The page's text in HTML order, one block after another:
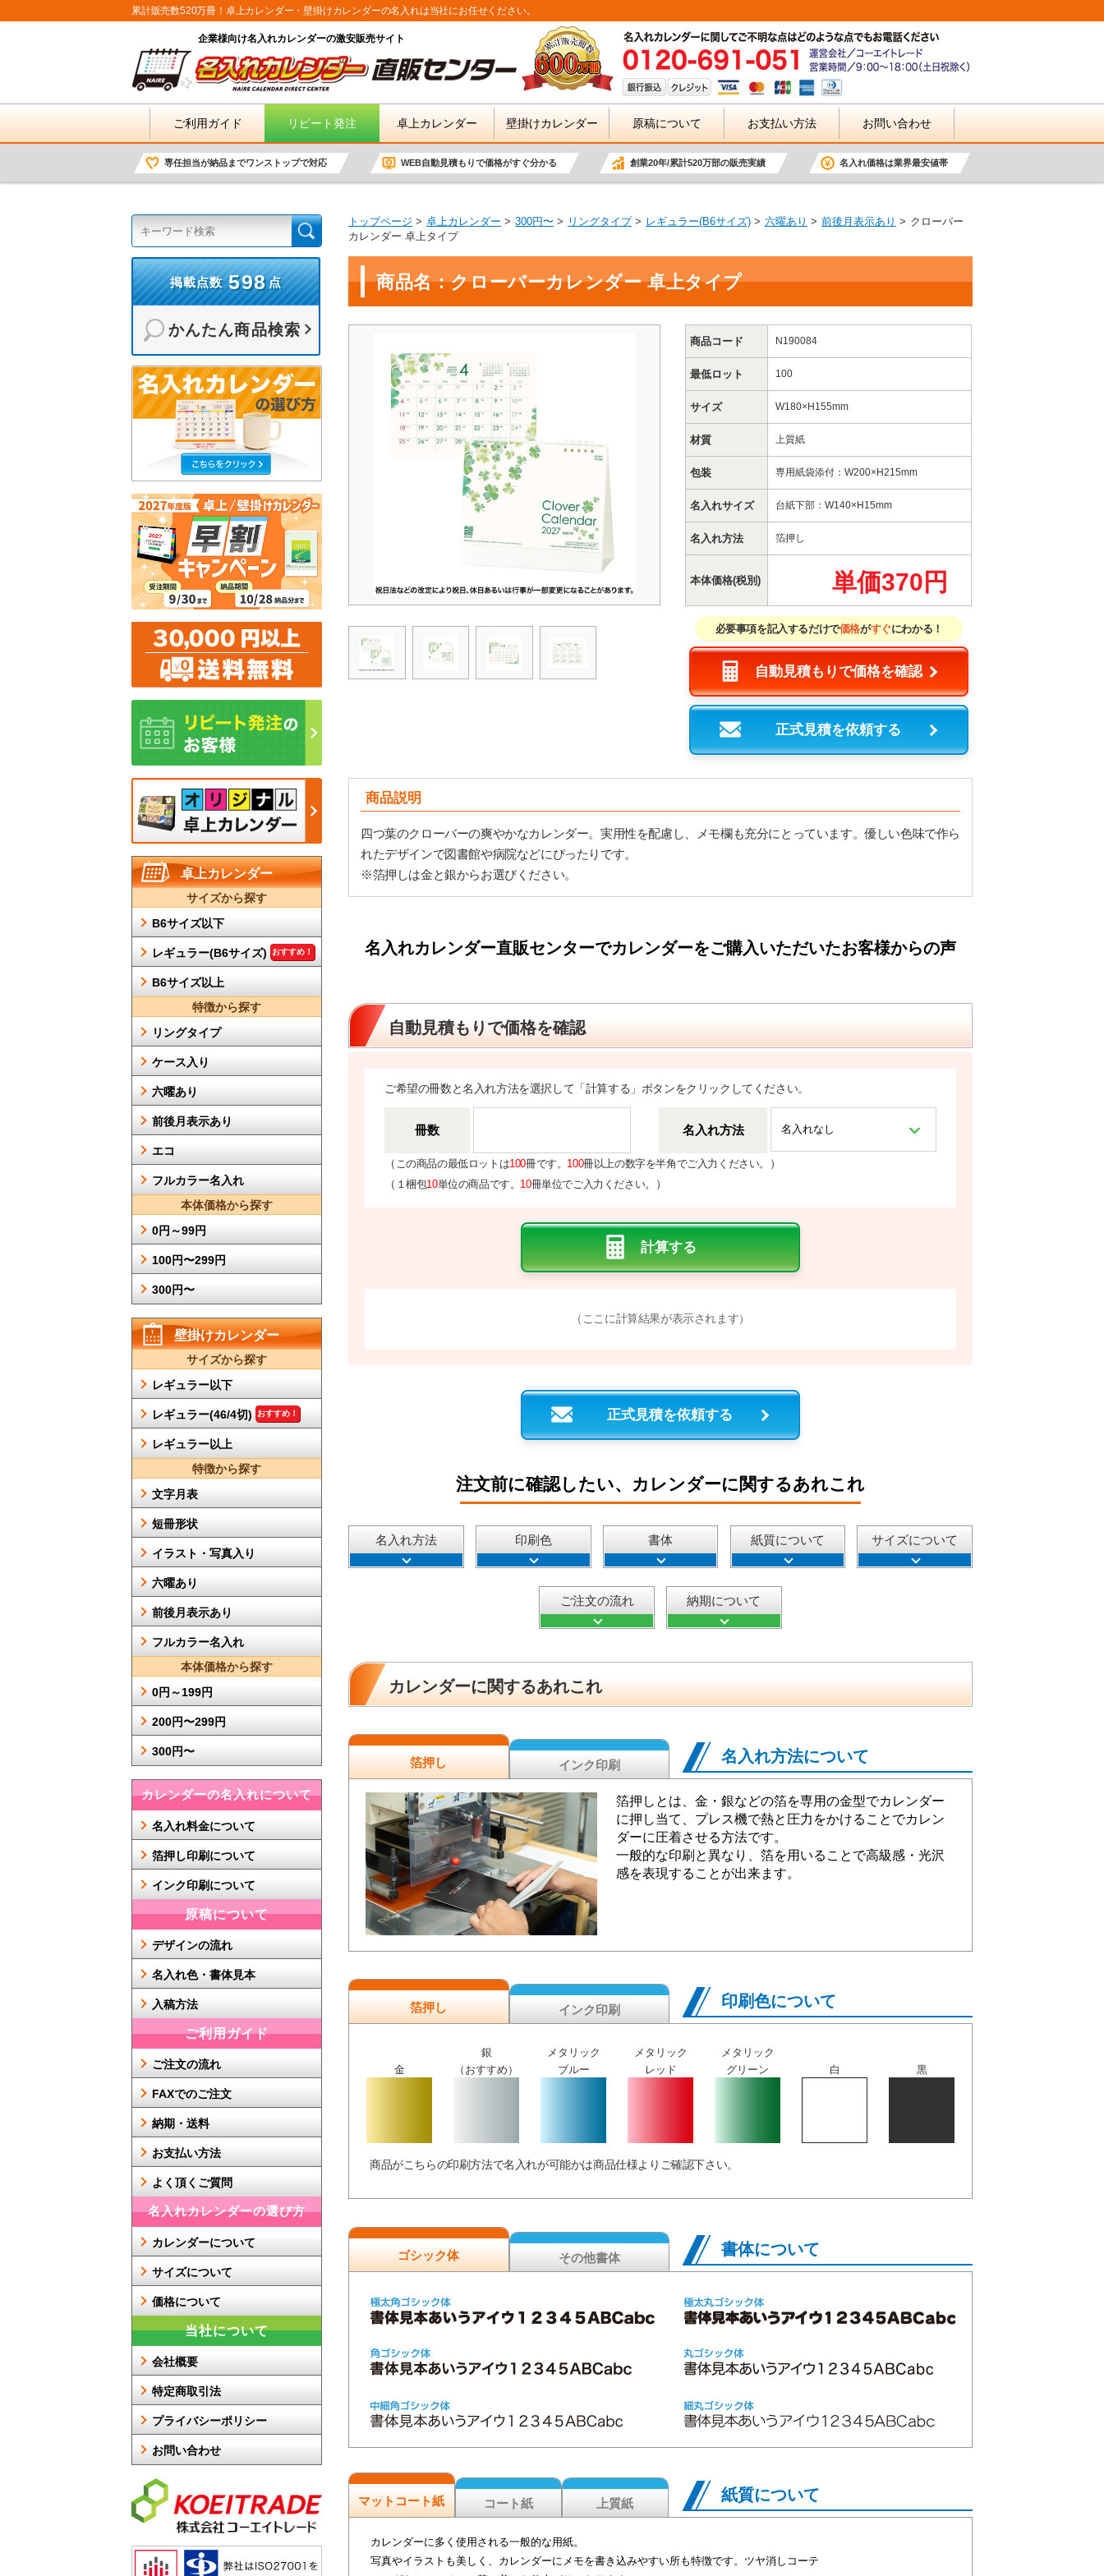
累計販売数520万冊！卓上カレンダー・壁掛けカレンダーの名入れは当社にお任せください。
企業様向け名入れカレンダーの激安販売サイト
ご利用ガイド リピート発注 卓上カレンダー 壁掛けカレンダー 原稿について お支払い方法 お問い合わせ
専任担当が納品までワンストップで対応 WEB自動見積もりで価格がすぐ分かる 創業20年/累計520万部の販売実績 名入れ価格は業界最安値帯
トップページ 卓上カレンダー 300円〜 リングタイプ レギュラー(B6サイズ) 六曜あり 前後月表示あり
クローバー
カレンダー 卓上タイプ
商品名：クローバーカレンダー 卓上タイプ
商品コード N190084
最低ロット 100
サイズ W180×H155mm
材質 上質紙
包装 専用紙袋添付：W200×H215mm
名入れサイズ 台紙下部：W140×H15mm
名入れ方法 箔押し
本体価格(税別) 単価370円
必要事項を記入するだけで価格がすぐにわかる！
自動見積もりで価格を確認
正式見積を依頼する
商品説明
四つ葉のクローバーの爽やかなカレンダー。実用性を配慮し、メモ欄も充分にとっています。優しい色味で作ら
れたデザインで図書館や病院などにぴったりです。
※箔押しは金と銀からお選びください。
名入れカレンダー直販センターでカレンダーをご購入いただいたお客様からの声
自動見積もりで価格を確認
ご希望の冊数と名入れ方法を選択して「計算する」ボタンをクリックしてください。
冊数 名入れ方法
（ この商品の最低ロットは100冊です。 100冊以上の数字を半角でご入力ください。
）
（ １梱包10単位の商品です。 10冊単位でご入力ください。 ）
（ここに計算結果が表示されます）
正式見積を依頼する
注文前に確認したい、カレンダーに関するあれこれ
名入れ方法 印刷色 書体 紙質について サイズについて
ご注文の流れ 納期について
カレンダーに関するあれこれ
名入れ方法について
箔押し インク印刷
箔押しとは、金・銀などの箔を専用の金型でカレンダー
に押し当て、プレス機で熱と圧力をかけることでカレン
ダーに圧着させる方法です。
一般的な印刷と異なり、箔を用いることで高級感・光沢
感を表現することが出来ます。
印刷色について
箔押し インク印刷
金
銀
（おすすめ）
メタリック
ブルー
メタリック
レッド
メタリック
グリーン
白 黒
商品がこちらの印刷方法で名入れが可能かは商品仕様よりご確認下さい。
書体について
ゴシック体 その他書体
紙質について
マットコート紙 コート紙 上質紙
カレンダーに多く使用される一般的な用紙。
写真やイラストも美しく、カレンダーにメモを書き込みやすい所も特徴です。ツヤ消しコーテ
掲載点数 598点
かんたん商品検索
卓上カレンダー
サイズから探す
B6サイズ以下
レギュラー(B6サイズ) おすすめ！
B6サイズ以上
特徴から探す
リングタイプ
ケース入り
六曜あり
前後月表示あり
エコ
フルカラー名入れ
本体価格から探す
0円～99円
100円〜299円
300円〜
壁掛けカレンダー
サイズから探す
レギュラー以下
レギュラー(46/4切) おすすめ！
レギュラー以上
特徴から探す
文字月表
短冊形状
イラスト・写真入り
六曜あり
前後月表示あり
フルカラー名入れ
本体価格から探す
0円～199円
200円〜299円
300円〜
カレンダーの名入れについて
名入れ料金について
箔押し印刷について
インク印刷について
原稿について
デザインの流れ
名入れ色・書体見本
入稿方法
ご利用ガイド
ご注文の流れ
FAXでのご注文
納期・送料
お支払い方法
よく頂くご質問
名入れカレンダーの選び方
カレンダーについて
サイズについて
価格について
当社について
会社概要
特定商取引法
プライバシーポリシー
お問い合わせ